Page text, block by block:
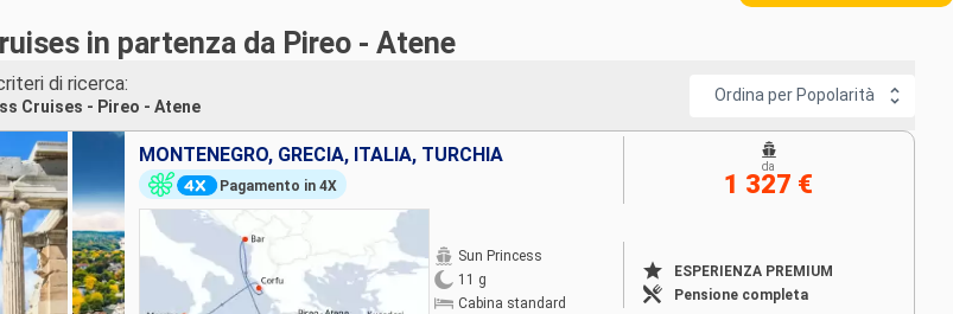
in partenza da Pireo - Atene
di ricerca:
Cruises - Pireo - Atene
Ordina per Popolarità
MONTENEGRO, GRECIA, ITALIA, TURCHIA
Pagamento in 4X
Sun Princess
11 g
Cabina standard
ESPERIENZA PREMIUM
Pensione completa
da
1 327 €